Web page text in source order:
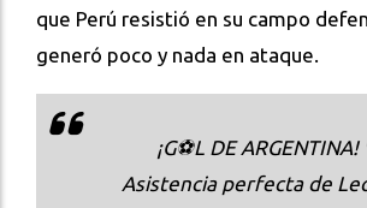
que Perú resistió en su campo
generó poco y nada en ataque.
¡G⚽️L DE ARGENTINA!
Asistencia perfecta de